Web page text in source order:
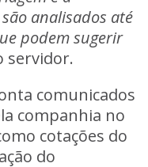
analisados até
podem sugerir
servidor.
comunicados
companhia no
cotações do
do